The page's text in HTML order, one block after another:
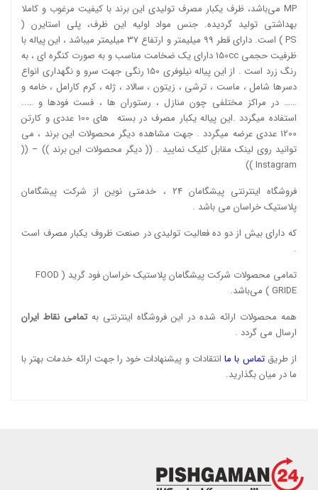
MP می‌باشد، ظرف یکبار مصرف تولیدی این برند با کیفیت مرغوب و کاملا
بهداشتی تولید گردیده. جنس مواد اولیه این ظرف،پلی استایرن (
PS )
است. دارای قطر 99 میلیمتر و ارتفاع 37 میلیمتر میباشد ، این پیاله با
ظرفیت حجمی 150cc دارای یک ضخامت مناسب و به صورت کنگره ای ، به
رنگ زرد است . از این پیاله نیلوفری 150 رنگی جهت سرو و نگهداری انواع
دسرها شامل ، ماست ، ترشی ، زیتون ، سالاد ، ژله ، کرم کارامل ، خامه و
…… در مراکز مختلفی چون منازل ، رستوران ها ، فست فودها و …..
استفاده میگردد .این پیاله یکبار مصرف در بسته های 100 عددی و کارتن
1200 عددی عرضه میگردد . جهت مشاهده دیگر محصولات این برند ، می
توانید روی لینک مقابل کلیک نمایید . (( دیگر محصولات این برند )) – ((
Instagram
))
فروشگاه اینترنتی پیشگامان 24 ، خدمتی نوین از شرکت پیشگامان
پلاستیک خراسان می باشد .
که دارای بیش از دو ده فعالیت تولیدی در صنعت ظروف یکبار مصرف است
.
تمامی محصولات شرکت پیشگامان پلاستیک خراسان
فود گرید ( FOOD
GRIDE )
می‌باشد.
همه محصولات ارائه شده در این فروشگاه اینترنتی بهتمامی نقاط ایران
ارسال می گردد .
از طریقتماس با ما انتقادات و پیشنهادات خود را جهت ارائه خدمات بهتر با
ما در میان بگذارید.